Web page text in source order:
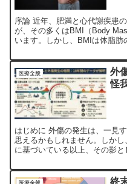
序論 近年、肥満と心代謝疾患
が、その多くはBMI（Body
います。しかし、BMIは体脂肪
医療全般
外
怪
はじめに 外傷の発生は、一見
思えるかもしれません。しか
に基づいている以上、その影と
終